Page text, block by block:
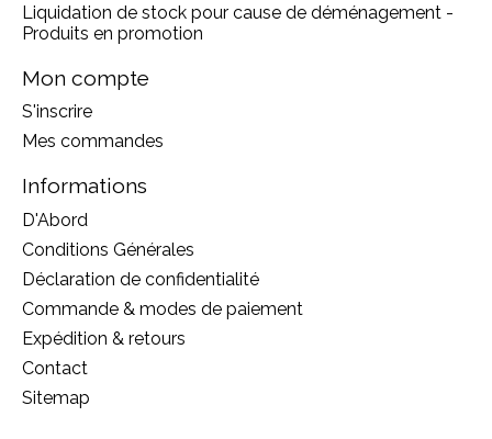
Liquidation de stock pour cause de déménagement -
Produits en promotion
Mon compte
S'inscrire
Mes commandes
Informations
D'Abord
Conditions Générales
Déclaration de confidentialité
Commande & modes de paiement
Expédition & retours
Contact
Sitemap